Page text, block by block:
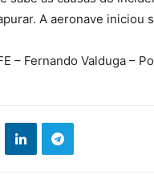
A aeronave
– Fernando Valduga –